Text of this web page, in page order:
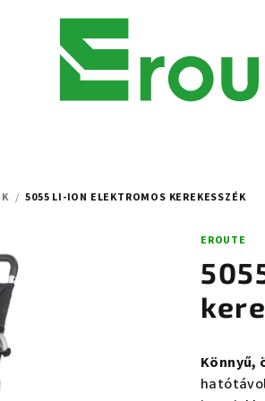
/ 5055 LI-ION ELEKTROMOS KEREKESSZÉK
EROUTE
Könnyű,